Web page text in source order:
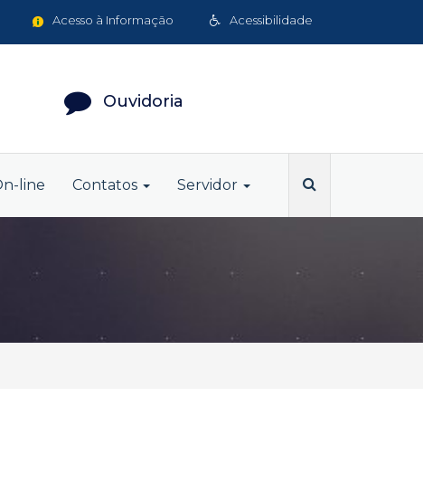
Acessibilidade
Acesso à Informação
Ouvidoria
line Contatos Servidor